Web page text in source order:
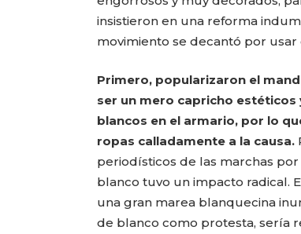
insistieron en una reforma
movimiento se decantó por
Primero, popularizaron el
ser un mero capricho
blancos en el armario, por lo
ropas calladamente a la causa.
periodísticos de las marchas
blanco tuvo un impacto radical.
una gran marea blanquecina
de blanco como protesta, sería